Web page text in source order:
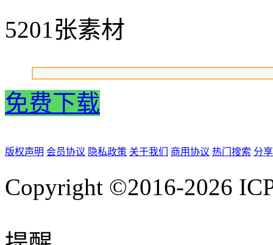
5201张素材
免费下载
版权声明 会员协议 隐私政策 关于我们 商用协议 热门搜索 分
Copyright ©2016-2026